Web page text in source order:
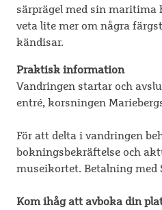
särprägel med sin maritima
veta lite mer om några
kändisar.
Praktisk information
Vandringen startar och
entré, korsningen
För att delta i vandringen
bokningsbekräftelse och
museikortet. Betalning med
Kom ihåg att avboka din